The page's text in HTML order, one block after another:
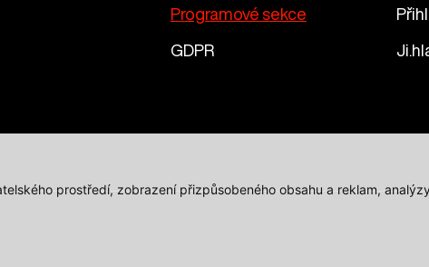
prostředí, zobrazení přizpůsobeného obsahu a reklam,
Programové sekce
GDPR